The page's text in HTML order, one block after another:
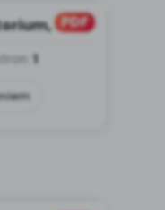
PDF
cz. 1
1